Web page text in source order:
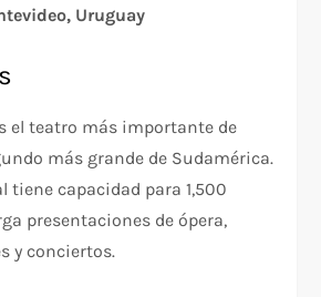
Uruguay
el teatro más importante de
más grande de Sudamérica.
tiene capacidad para 1,500
presentaciones de ópera,
y conciertos.